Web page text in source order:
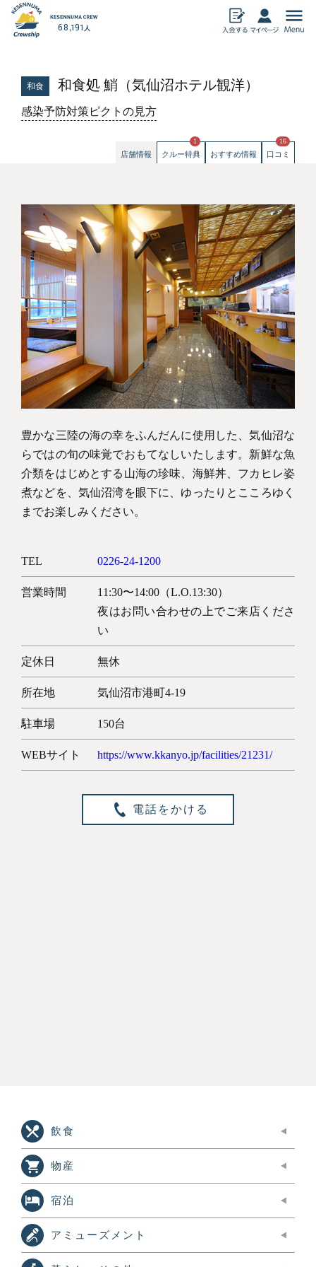
68,191 人
飲食
物産
宿泊
ECサイト
気仙沼クルーシップとは
クルーシップ事務局からのお知らせ
Copyright © KESENNUMA CREW SHIP All rights reserved.
和食 和食処 鮹（気仙沼ホテル観洋）
感染予防対策ピクトの見方
豊かな三陸の海の幸をふんだんに使用した、気仙沼な
らではの旬の味覚でおもてなしいたします。新鮮な魚
介類をはじめとする山海の珍味、海鮮丼、フカヒレ姿
煮などを、気仙沼湾を眼下に、ゆったりとこころゆく
までお楽しみください。
TEL 0226-24-1200
営業時間
11:30〜14:00（L.O.13:30）
夜はお問い合わせの上でご来店くださ
い
定休日 無休
所在地 気仙沼市港町4-19
駐車場 150台
WEBサイト https://www.kkanyo.jp/facilities/21231/
電話をかける
店舗情報 クルー特典
1
おすすめ情報 口コミ
16
飲食
物産
宿泊
アミューズメント